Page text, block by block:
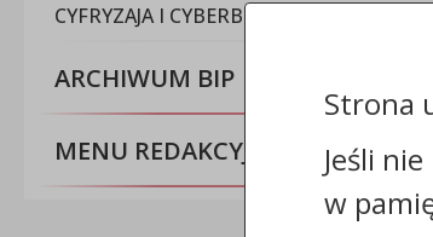
CYFRYZAJA I CYBERBEZPIECZEŃSTWO
ARCHIWUM BIP
MENU REDAKCYJNE
Strona
Jeśli
w